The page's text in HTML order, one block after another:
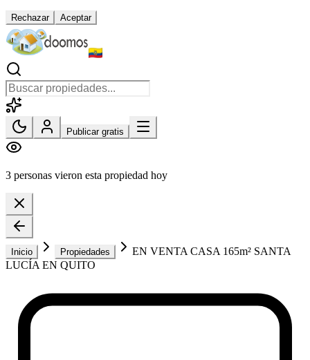
Rechazar Aceptar
Publicar gratis
3 personas vieron esta propiedad hoy
Inicio Propiedades
EN VENTA CASA 165m² SANTA
LUCÍA EN QUITO